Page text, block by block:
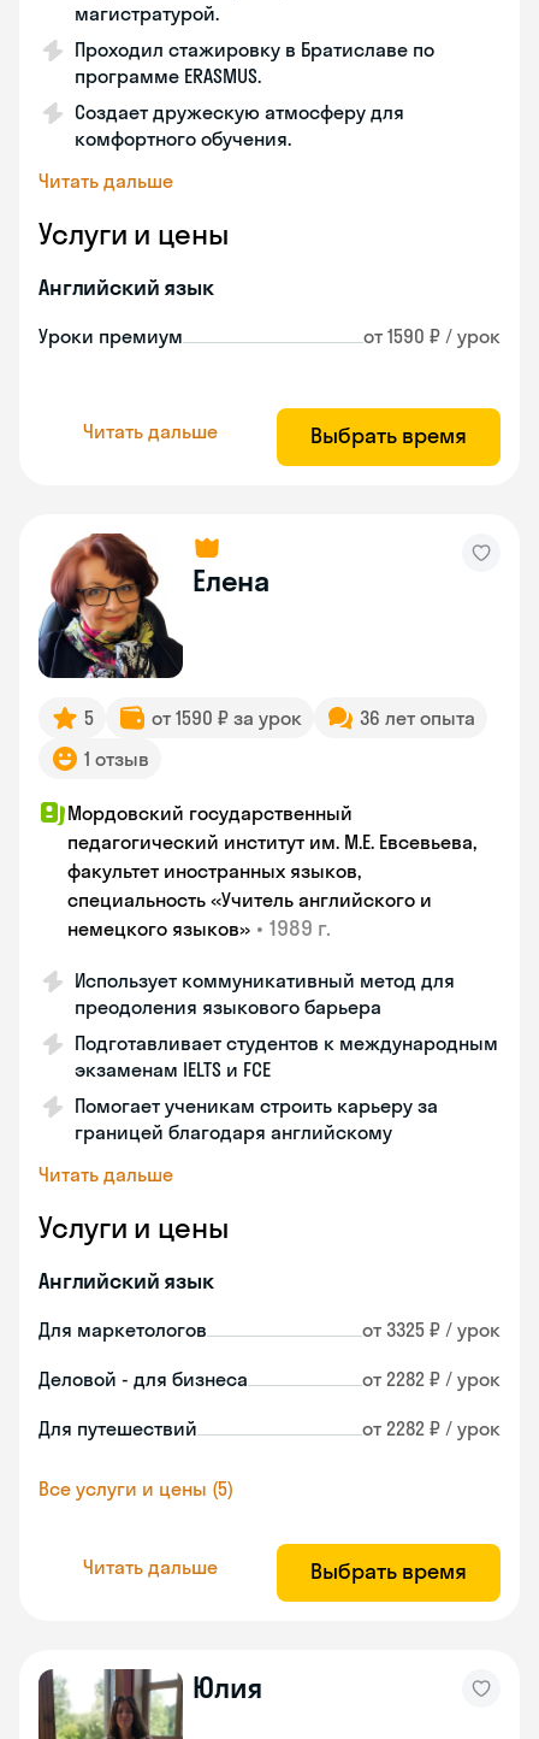
магистратурой.
Проходил стажировку в Братиславе по
программе ERASMUS.
Создает дружескую атмосферу для
комфортного обучения.
Читать дальше
Услуги и цены
Английский язык
Уроки премиум от 1590 ₽ / урок
Читать дальше Выбрать время
Елена
5 от 1590 ₽ за урок
36 лет опыта
1 отзыв
Мордовский государственный
педагогический институт им. М.Е. Евсевьева,
факультет иностранных языков,
специальность «Учитель английского и
немецкого языков» • 1989 г.
Использует коммуникативный метод для
преодоления языкового барьера
Подготавливает студентов к международным
экзаменам IELTS и FCE
Помогает ученикам строить карьеру за
границей благодаря английскому
Читать дальше
Услуги и цены
Английский язык
Для маркетологов от 3325 ₽ / урок
Деловой - для бизнеса от 2282 ₽ / урок
Для путешествий от 2282 ₽ / урок
Все услуги и цены (5)
Читать дальше Выбрать время
Юлия